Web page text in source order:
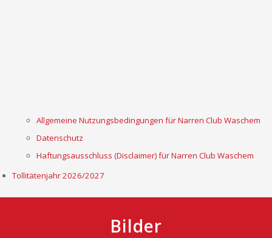
Allgemeine Nutzungsbedingungen für Narren Club Waschem
Datenschutz
Haftungsausschluss (Disclaimer) für Narren Club Waschem
Tollitätenjahr 2026/2027
Bilder